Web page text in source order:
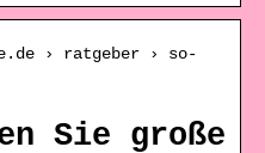
› ratgeber › so-
Sie große